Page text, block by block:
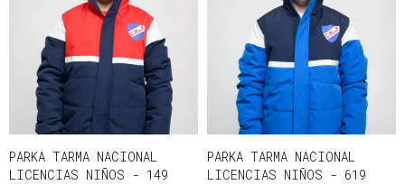
PARKA TARMA NACIONAL
LICENCIAS NIÑOS - 149
PARKA TARMA NACIONAL
LICENCIAS NIÑOS - 619